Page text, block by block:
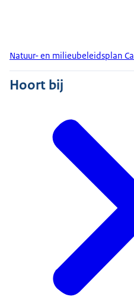
Natuur- en milieubeleidsplan
Hoort bij